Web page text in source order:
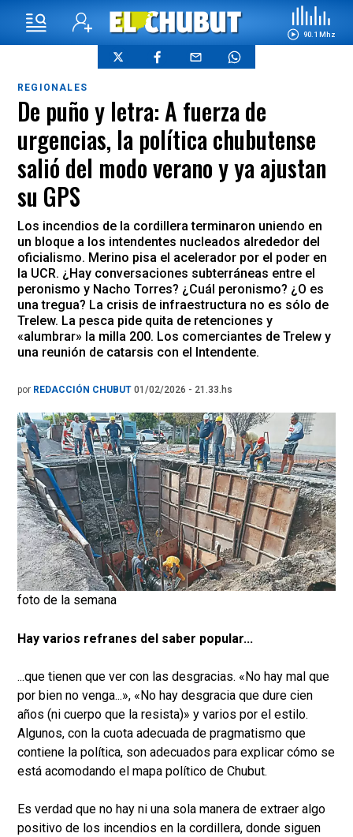
90.1 Mhz
REGIONALES
De puño y letra: A fuerza de
urgencias, la política chubutense
salió del modo verano y ya ajustan
su GPS
Los incendios de la cordillera terminaron uniendo en
un bloque a los intendentes nucleados alrededor del
oficialismo. Merino pisa el acelerador por el poder en
la UCR. ¿Hay conversaciones subterráneas entre el
peronismo y Nacho Torres? ¿Cuál peronismo? ¿O es
una tregua? La crisis de infraestructura no es sólo de
Trelew. La pesca pide quita de retenciones y
«alumbrar» la milla 200. Los comerciantes de Trelew y
una reunión de catarsis con el Intendente.
por REDACCIÓN CHUBUT 01/02/2026 - 21.33.hs
foto de la semana
Hay varios refranes del saber popular...
...que tienen que ver con las desgracias. «No hay mal que
por bien no venga...», «No hay desgracia que dure cien
años (ni cuerpo que la resista)» y varios por el estilo.
Algunos, con la cuota adecuada de pragmatismo que
contiene la política, son adecuados para explicar cómo se
está acomodando el mapa político de Chubut.
Es verdad que no hay ni una sola manera de extraer algo
positivo de los incendios en la cordillera, donde siguen